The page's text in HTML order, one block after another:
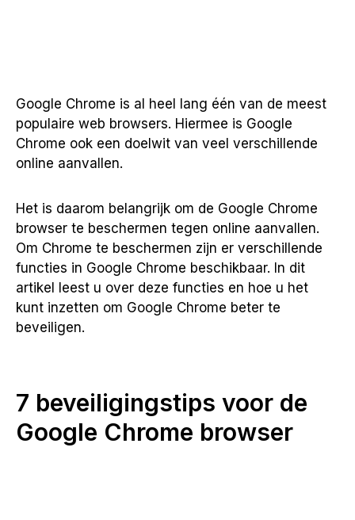
Google Chrome is al heel lang één van de meest
populaire web browsers. Hiermee is Google
Chrome ook een doelwit van veel verschillende
online aanvallen.
Het is daarom belangrijk om de Google Chrome
browser te beschermen tegen online aanvallen.
Om Chrome te beschermen zijn er verschillende
functies in Google Chrome beschikbaar. In dit
artikel leest u over deze functies en hoe u het
kunt inzetten om Google Chrome beter te
beveiligen.
7 beveiligingstips voor de
Google Chrome browser